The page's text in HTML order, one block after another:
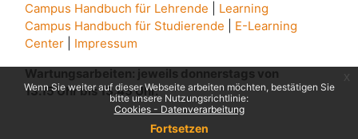
Wenn Sie weiter auf dieser Webseite arbeiten möchten, bestätigen Sie
bitte unsere Nutzungsrichtlinie:
Cookies - Datenverarbeitung
Fortsetzen
Campus Handbuch für Lehrende
Learning
Campus Handbuch für Studierende
E-Learning
Center
Impressum
Wartungsarbeiten: jeweils donnerstags von
13.15 Uhr bis 13.45 Uhr.